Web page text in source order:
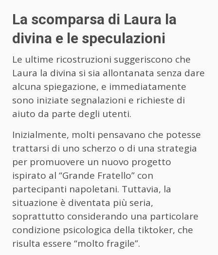
La scomparsa di Laura la
divina e le speculazioni
Le ultime ricostruzioni suggeriscono che
Laura la divina si sia allontanata senza dare
alcuna spiegazione, e immediatamente
sono iniziate segnalazioni e richieste di
aiuto da parte degli utenti.
Inizialmente, molti pensavano che potesse
trattarsi di uno scherzo o di una strategia
per promuovere un nuovo progetto
ispirato al “Grande Fratello” con
partecipanti napoletani. Tuttavia, la
situazione è diventata più seria,
soprattutto considerando una particolare
condizione psicologica della tiktoker, che
risulta essere “molto fragile”.